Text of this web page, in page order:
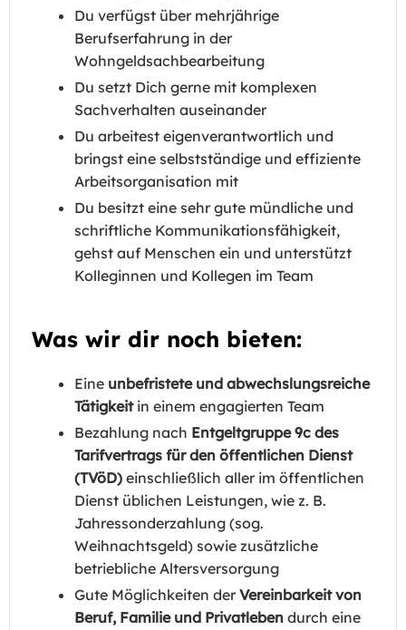
Du verfügst über mehrjährige
Berufserfahrung in der
Wohngeldsachbearbeitung
Du setzt Dich gerne mit komplexen
Sachverhalten auseinander
Du arbeitest eigenverantwortlich und
bringst eine selbstständige und effiziente
Arbeitsorganisation mit
Du besitzt eine sehr gute mündliche und
schriftliche Kommunikationsfähigkeit,
gehst auf Menschen ein und unterstützt
Kolleginnen und Kollegen im Team
Was wir dir noch bieten:
Eine unbefristete und abwechslungsreiche
Tätigkeitin einem engagierten Team
Bezahlung nach Entgeltgruppe 9c des
Tarifvertrags für den öffentlichen Dienst
(TVöD) einschließlich aller im öffentlichen
Dienst üblichen Leistungen, wie z. B.
Jahressonderzahlung (sog.
Weihnachtsgeld) sowie zusätzliche
betriebliche Altersversorgung
Gute Möglichkeiten der Vereinbarkeit von
Beruf, Familie und Privatleben durch eine